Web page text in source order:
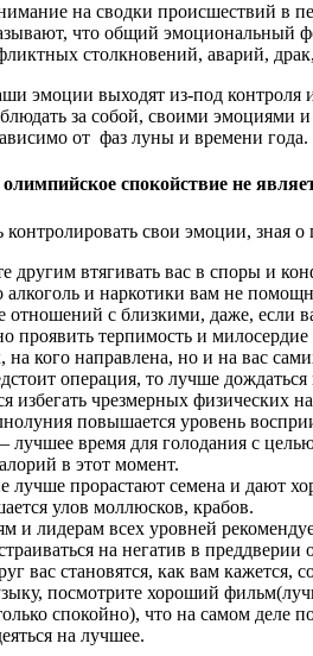
на сводки происшествий в
что общий эмоциональный
столкновений, аварий,
эмоции выходят из-под контроля
за собой, своими эмоциями
от фаз луны и времени года.
спокойствие не
контролировать свои эмоции, зная
другим втягивать вас в споры и
и наркотики вам не
отношений с близкими, даже, если
проявить терпимость и
на кого направлена, но и на вас
операция, то лучше
избегать чрезмерных физических
повышается уровень
лучшее время для голодания с
в этот момент.
лучше прорастают семена и дают
улов моллюсков, крабов.
и лидерам всех уровней
на негатив в преддверии
вас становятся, как вам
посмотрите хороший
спокойно), что на самом деле
на лучшее.